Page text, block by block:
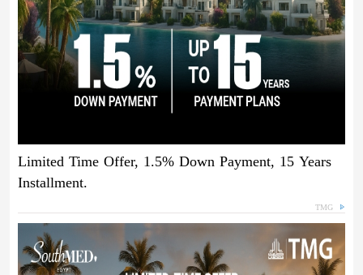
Limited Time Offer, 1.5% Down Payment, 15 Years
Installment.
TMG